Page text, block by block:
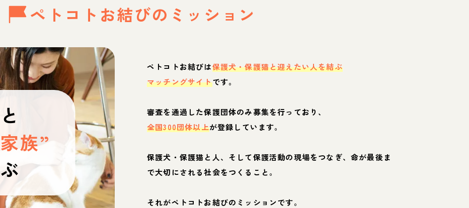
ペトコトお結びの ミッション
と
族”
ペトコトお結びは保護犬・保護猫と迎えたい人を結ぶ
マッチングサイトです。
審査を通過した保護団体のみ募集を行っており、
全国300団体以上が登録しています。
保護犬・保護猫と人、そして保護活動の現場をつなぎ、命が最後ま
で大切にされる社会をつくること。
それがペトコトお結びのミッションです。